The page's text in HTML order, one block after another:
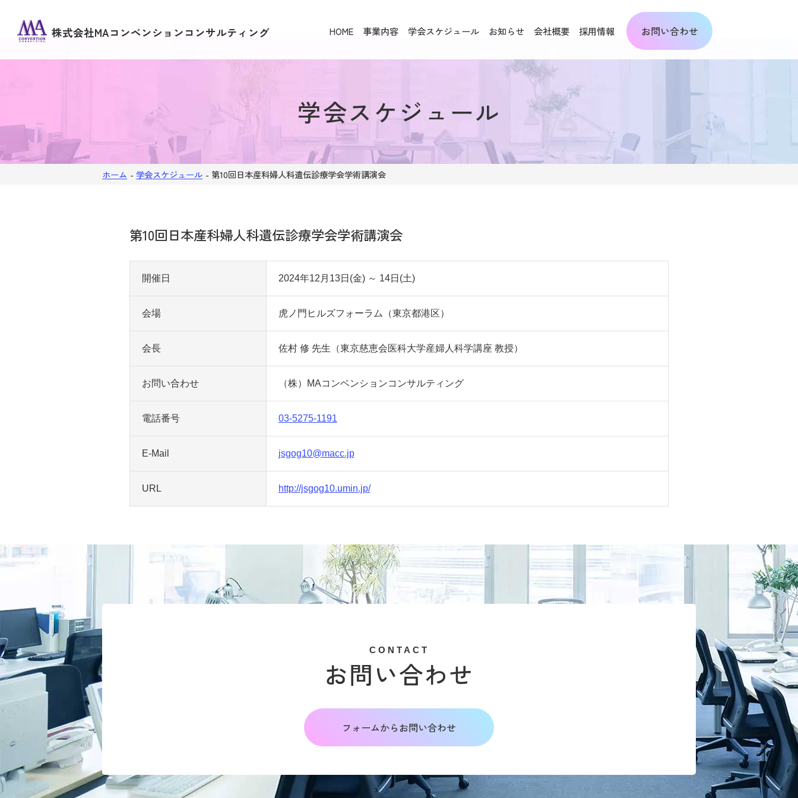
株式会社MAコンベンションコンサルティング HOME 事業内容 学会スケジュール お知らせ 会社概要 採用情報 お問い合わせ
学会スケジュール
ホーム - 学会スケジュール - 第10回日本産科婦人科遺伝診療学会学術講演会
第10回日本産科婦人科遺伝診療学会学術講演会
開催日 2024年12月13日(金)～ 14日(土)
会場 虎ノ門ヒルズフォーラム（東京都港区）
会長 佐村 修 先生（東京慈恵会医科大学産婦人科学講座 教授）
お問い合わせ （株）MAコンベンションコンサルティング
電話番号 03-5275-1191
E-Mail jsgog10@macc.jp
URL http://jsgog10.umin.jp/
CONTACT
お問い合わせ
フォームからお問い合わせ